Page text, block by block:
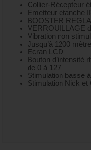
Collier-Récepteur
Emetteur étanche
BOOSTER
VERROUILLAGE
Vibration non
Jusqu’à 1200
Ecran LCD
Bouton d’intensité
de 0 à 127
Stimulation basse
Stimulation Nick et